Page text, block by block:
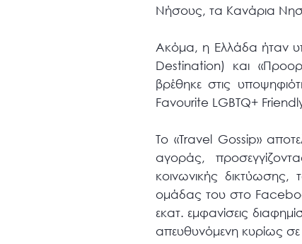
Νήσους, τα Κανάρια
Ακόμα, η Ελλάδα ήταν
Destination) και
βρέθηκε στις
Favourite LGBTQ+
Το «Travel Gossip»
αγοράς,
κοινωνικής
ομάδας του στο
εκατ. εμφανίσεις
απευθυνόμενη κυρίως σε